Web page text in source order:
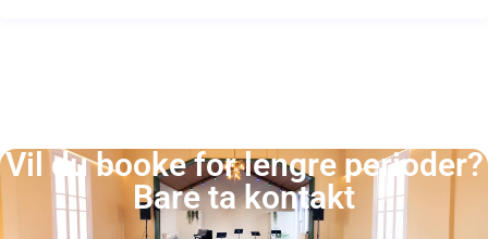
Vil du booke for lengre perioder?
Bare ta kontakt